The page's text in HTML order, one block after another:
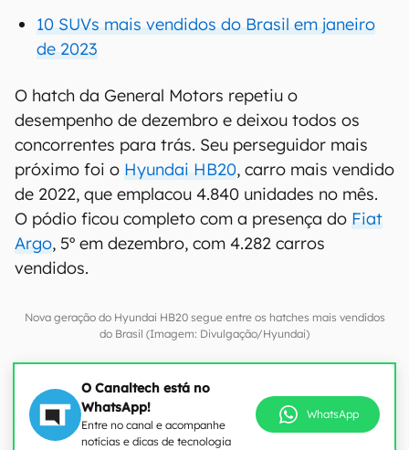
10 SUVs mais vendidos do Brasil em janeiro
de 2023
O hatch da General Motors repetiu o
desempenho de dezembro e deixou todos os
concorrentes para trás. Seu perseguidor mais
próximo foi o Hyundai HB20, carro mais vendido
de 2022, que emplacou 4.840 unidades no mês.
O pódio ficou completo com a presença do Fiat
Argo, 5º em dezembro, com 4.282 carros
vendidos.
Nova geração do Hyundai HB20 segue entre os hatches mais vendidos
do Brasil (Imagem: Divulgação/Hyundai)
O Canaltech está no
WhatsApp!
Entre no canal e acompanhe
notícias e dicas de tecnologia
WhatsApp